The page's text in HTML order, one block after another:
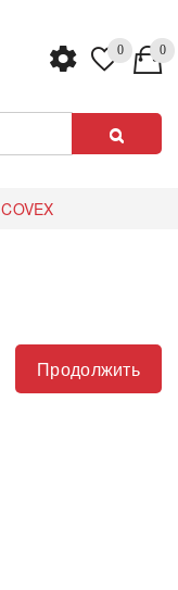
0 0
COVEX
Продолжить